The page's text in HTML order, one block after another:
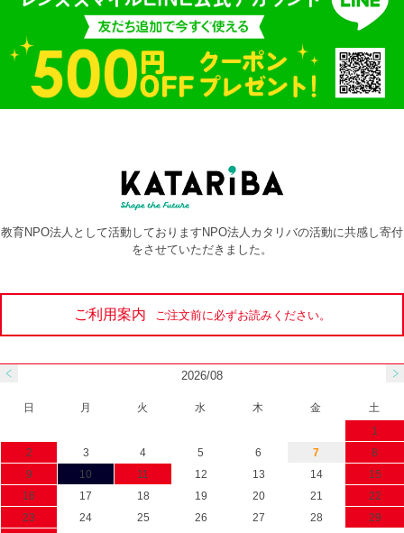
教育NPO法人として活動しておりますNPO法人カタリバの活動に共感し寄付
をさせていただきました。
ご利用案内 ご注文前に必ずお読みください。
2026/08
日 月 火 水 木 金
土
1
2
3 4 5 6 7
8
9
10 11 12 13 14
15
16
17 18 19 20 21
22
23
24 25 26 27 28 29